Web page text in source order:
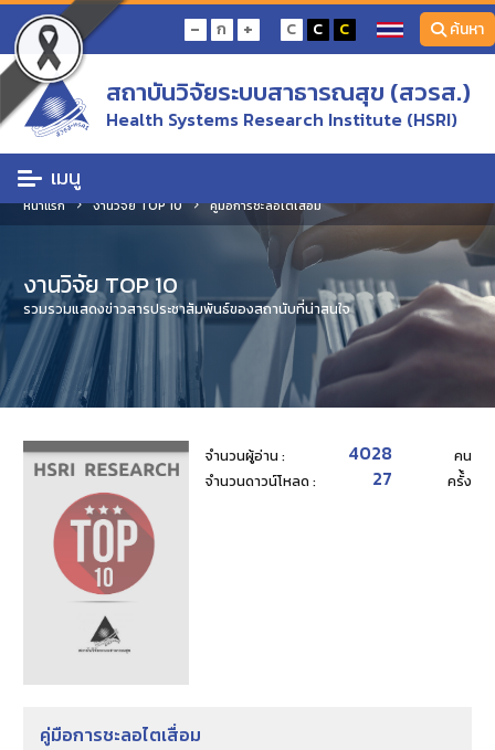
- ก + C C C ค้นหา
สถาบันวิจัยระบบสาธารณสุข (สวรส.)
Health Systems Research Institute (HSRI)
เมนู
หน้าแรก งานวิจัย TOP 10 คู่มือการชะลอไตเสื่อม
งานวิจัย TOP 10
รวมรวมแสดงข่าวสารประชาสัมพันธ์ของสถานับที่น่าสนใจ
จำนวนผู้อ่าน : 4028
คน
จำนวนดาวน์โหลด :
27 ครั้้ง
คู่มือการชะลอไตเสื่อม